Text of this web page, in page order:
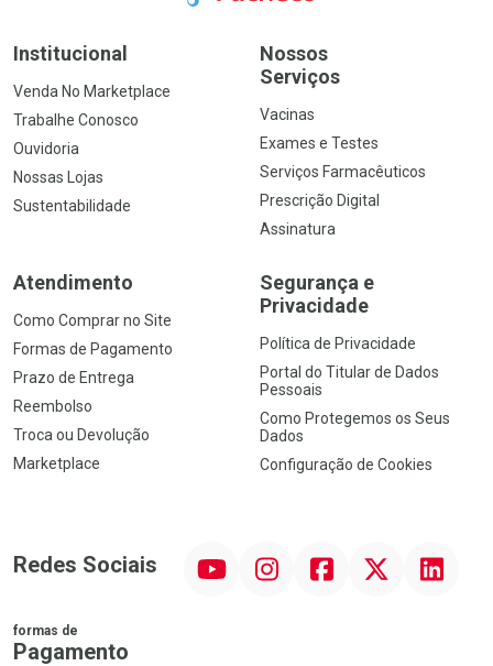
Institucional
Venda No Marketplace
Trabalhe Conosco
Ouvidoria
Nossas Lojas
Sustentabilidade
Nossos
Serviços
Vacinas
Exames e Testes
Serviços Farmacêuticos
Prescrição Digital
Assinatura
Atendimento
Como Comprar no Site
Formas de Pagamento
Prazo de Entrega
Reembolso
Troca ou Devolução
Marketplace
Segurança e
Privacidade
Política de Privacidade
Portal do Titular de Dados
Pessoais
Como Protegemos os Seus
Dados
Configuração de Cookies
Redes Sociais InstagramFacebook Linkedin
formas de
Pagamento